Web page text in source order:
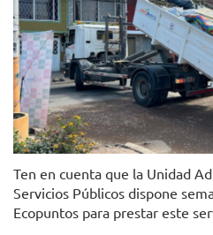
Ten en cuenta que la Unidad
Servicios Públicos dispone
Ecopuntos para prestar este